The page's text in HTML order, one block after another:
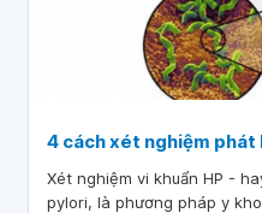
4 cách xét nghiệm phát
Xét nghiệm vi khuẩn HP -
pylori, là phương pháp y